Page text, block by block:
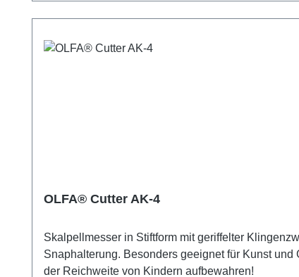
OLFA® Cutter AK-4
Skalpellmesser in Stiftform mit geriffelter
Snaphalterung. Besonders geeignet für Kunst
der Reichweite von Kindern aufbewahren!